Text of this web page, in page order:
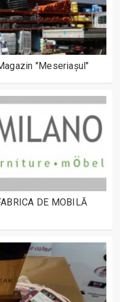
"Meseriașul"
DE MOBILĂ